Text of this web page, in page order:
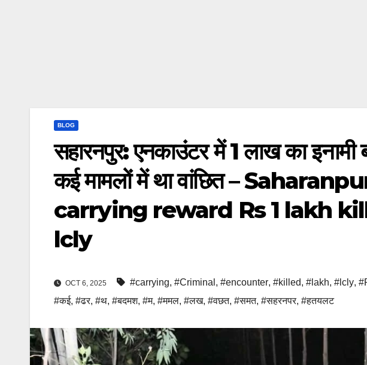
BLOG
सहारनपुर: एनकाउंटर में 1 लाख का
कई मामलों में था वांछित –
carrying reward Rs 1 lakh
lcly
OCT 6, 2025 #carrying, #Criminal , #encounter, #killed, #lakh, #lcly,
#कई, #ढर, #थ, #बदमश, #म, #ममल, #लख, #वछत, #समत, #सहरनपर, #हतयलट